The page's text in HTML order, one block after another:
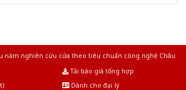
năm nghiên cứu cửa theo tiêu chuẩn công nghệ Châu
Tải báo giá tổng hợp
Dành cho đại lý